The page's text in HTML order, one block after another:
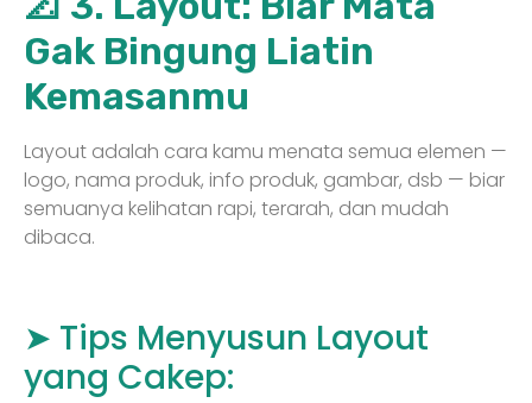
Gak Bingung Liatin
Kemasanmu
Layout adalah cara kamu menata semua elemen —
logo, nama produk, info produk, gambar, dsb — biar
semuanya kelihatan rapi, terarah, dan mudah
dibaca.
➤ Tips Menyusun Layout
yang Cakep: